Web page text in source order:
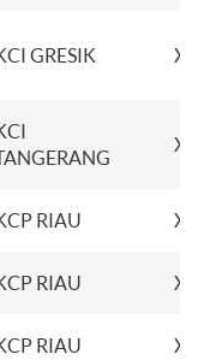
GRESIK
RIAU
RIAU
RIAU